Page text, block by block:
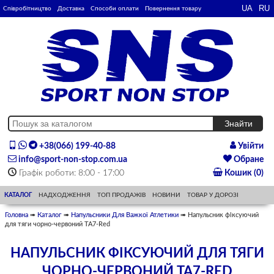
Співробітництво Доставка Способи оплати Повернення товару
+38(066) 199-40-88
info@sport-non-stop.com.ua
Графік роботи: 8:00 - 17:00
Увійти
Обране
Кошик (0)
КАТАЛОГ НАДХОДЖЕННЯ ТОП ПРОДАЖІВ НОВИНИ ТОВАР У ДОРОЗІ
Головна ➠ Каталог ➠ Напульсники Для Важкої Атлетики ➠ Напульсник фіксуючий
для тяги чорно-червоний ТА7-Red
НАПУЛЬСНИК ФІКСУЮЧИЙ ДЛЯ ТЯГИ